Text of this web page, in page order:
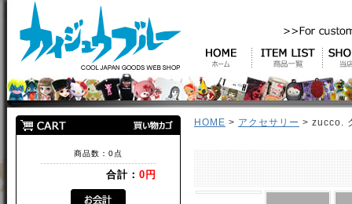
商品数：0点
合計： 0円
HOME > アクセサリー > zucco.